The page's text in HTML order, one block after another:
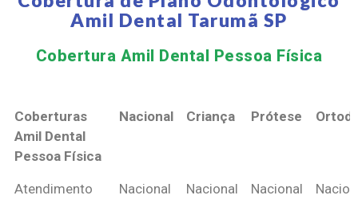
Amil Dental Tarumã SP
Cobertura Amil Dental Pessoa Física​
Coberturas
Amil Dental
Pessoa Física
Nacional Criança Prótese
Coberturas
Nacional Criança Prótese
Atendimento Nacional Nacional Nacional